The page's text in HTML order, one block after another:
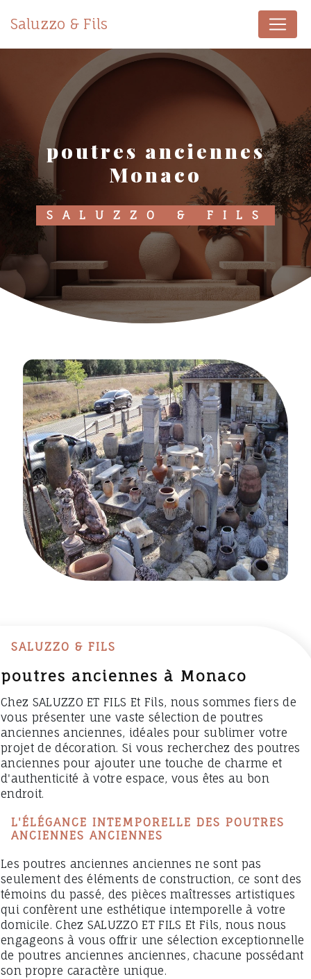
Saluzzo & Fils
poutres anciennes
Monaco
SALUZZO & FILS
SALUZZO & FILS
poutres anciennes à Monaco
Chez SALUZZO ET FILS Et Fils, nous sommes fiers de
vous présenter une vaste sélection de poutres
anciennes anciennes, idéales pour sublimer votre
projet de décoration. Si vous recherchez des poutres
anciennes pour ajouter une touche de charme et
d'authenticité à votre espace, vous êtes au bon
endroit.
L'ÉLÉGANCE INTEMPORELLE DES POUTRES
ANCIENNES ANCIENNES
Les poutres anciennes anciennes ne sont pas
seulement des éléments de construction, ce sont des
témoins du passé, des pièces maîtresses artistiques
qui confèrent une esthétique intemporelle à votre
domicile. Chez SALUZZO ET FILS Et Fils, nous nous
engageons à vous offrir une sélection exceptionnelle
de poutres anciennes anciennes, chacune possédant
son propre caractère unique.